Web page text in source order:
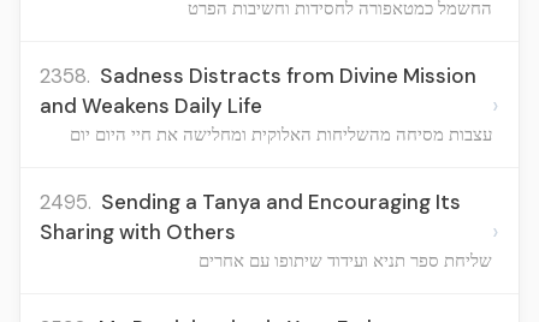
החשמל כמטאפורה לחסידות וחשיבות הפרט
2358. Sadness Distracts from Divine Mission
and Weakens Daily Life
עצבות מסיחה מהשליחות האלוקית ומחלישה את חיי היום יום
›
2495. Sending a Tanya and Encouraging Its
Sharing with Others
שליחת ספר תניא ועידוד שיתופו עם אחרים
›